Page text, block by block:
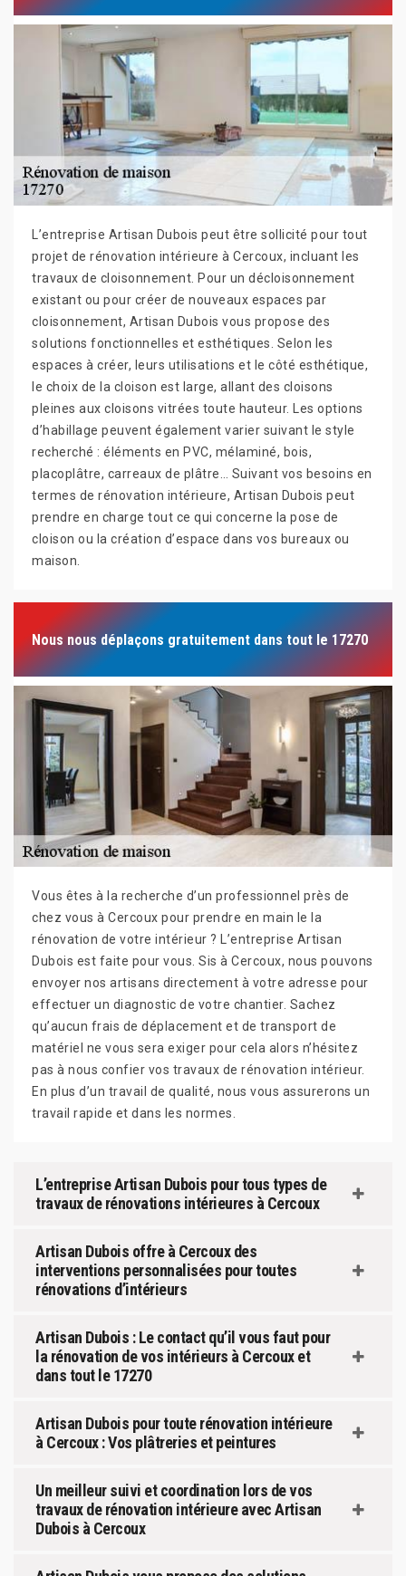
L’entreprise Artisan Dubois peut être sollicité pour tout
projet de rénovation intérieure à Cercoux, incluant les
travaux de cloisonnement. Pour un décloisonnement
existant ou pour créer de nouveaux espaces par
cloisonnement, Artisan Dubois vous propose des
solutions fonctionnelles et esthétiques. Selon les
espaces à créer, leurs utilisations et le côté esthétique,
le choix de la cloison est large, allant des cloisons
pleines aux cloisons vitrées toute hauteur. Les options
d’habillage peuvent également varier suivant le style
recherché : éléments en PVC, mélaminé, bois,
placoplâtre, carreaux de plâtre… Suivant vos besoins en
termes de rénovation intérieure, Artisan Dubois peut
prendre en charge tout ce qui concerne la pose de
cloison ou la création d’espace dans vos bureaux ou
maison.
Nous nous déplaçons gratuitement dans tout le 17270
Vous êtes à la recherche d’un professionnel près de
chez vous à Cercoux pour prendre en main le la
rénovation de votre intérieur ? L’entreprise Artisan
Dubois est faite pour vous. Sis à Cercoux, nous pouvons
envoyer nos artisans directement à votre adresse pour
effectuer un diagnostic de votre chantier. Sachez
qu’aucun frais de déplacement et de transport de
matériel ne vous sera exiger pour cela alors n’hésitez
pas à nous confier vos travaux de rénovation intérieur.
En plus d’un travail de qualité, nous vous assurerons un
travail rapide et dans les normes.
L’entreprise Artisan Dubois pour tous types de
travaux de rénovations intérieures à Cercoux
Artisan Dubois offre à Cercoux des
interventions personnalisées pour toutes
rénovations d’intérieurs
Artisan Dubois : Le contact qu’il vous faut pour
la rénovation de vos intérieurs à Cercoux et
dans tout le 17270
Artisan Dubois pour toute rénovation intérieure
à Cercoux : Vos plâtreries et peintures
Un meilleur suivi et coordination lors de vos
travaux de rénovation intérieure avec Artisan
Dubois à Cercoux